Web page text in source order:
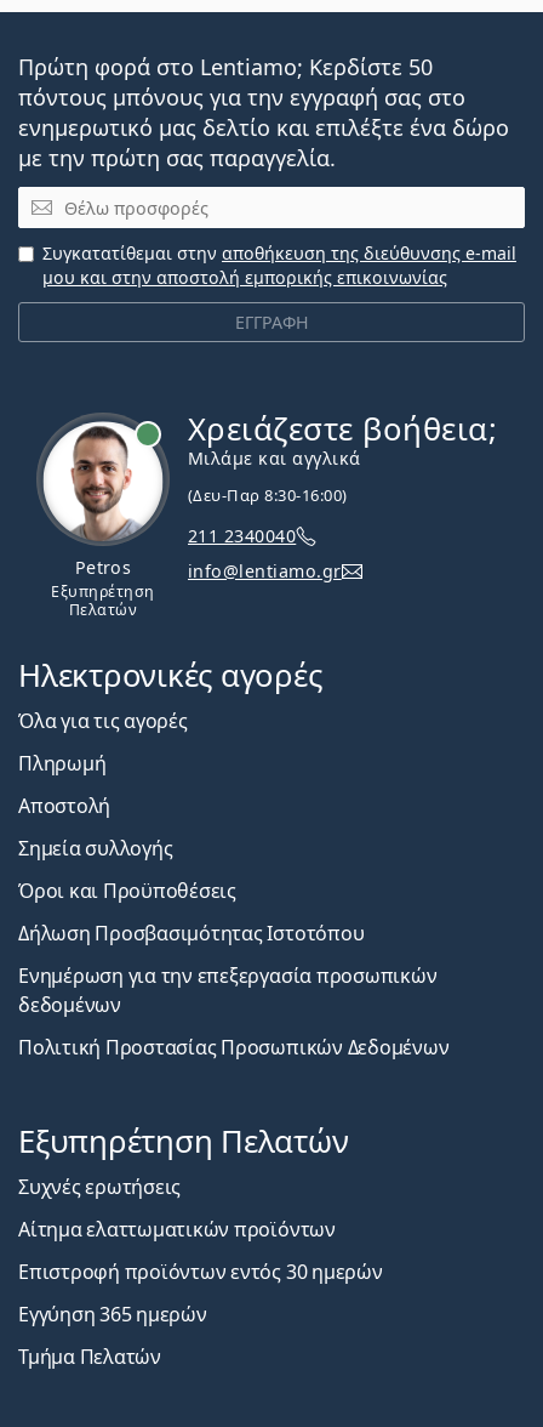
Πρώτη φορά στο Lentiamo; Κερδίστε 50
πόντους μπόνους για την εγγραφή σας στο
ενημερωτικό μας δελτίο και επιλέξτε ένα δώρο
με την πρώτη σας παραγγελία.
Email
ΕΓΓΡΑΦΗ
Συγκατατίθεμαι στην αποθήκευση της διεύθυνσης e-mail
μου και στην αποστολή εμπορικής επικοινωνίας
Petros
Εξυπηρέτηση
Πελατών
Χρειάζεστε βοήθεια;
Μιλάμε και αγγλικά
(Δευ-Παρ 8:30-16:00)
211 2340040
info@lentiamo.gr
Ηλεκτρονικές αγορές
Όλα για τις αγορές
Πληρωμή
Αποστολή
Σημεία συλλογής
Όροι και Προϋποθέσεις
Δήλωση Προσβασιμότητας Ιστοτόπου
Ενημέρωση για την επεξεργασία προσωπικών
δεδομένων
Πολιτική Προστασίας Προσωπικών Δεδομένων
Εξυπηρέτηση Πελατών
Συχνές ερωτήσεις
Αίτημα ελαττωματικών προϊόντων
Επιστροφή προϊόντων εντός 30 ημερών
Εγγύηση 365 ημερών
Τμήμα Πελατών